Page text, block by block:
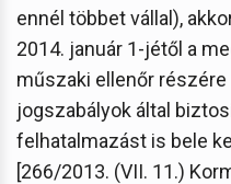
ennél többet vállal),
2014. január 1-jétől a
műszaki ellenőr
jogszabályok által
felhatalmazást is bele
[266/2013. (VII. 11.)